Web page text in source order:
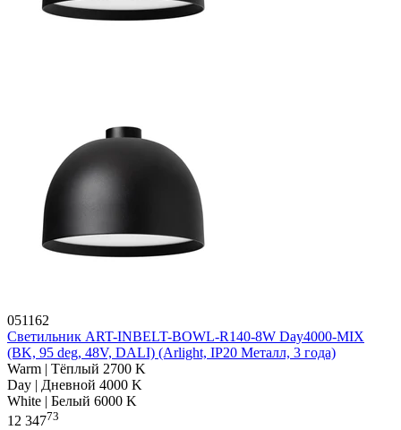
051162
Светильник ART-INBELT-BOWL-R140-8W Day4000-MIX
(BK, 95 deg, 48V, DALI) (Arlight, IP20 Металл, 3 года)
Warm | Тёплый 2700 K
Day | Дневной 4000 K
White | Белый 6000 K
12 34773